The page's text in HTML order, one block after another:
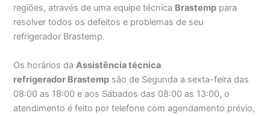
regiões, através de uma equipe técnica Brastemp para
resolver todos os defeitos e problemas de seu
refrigerador Brastemp.
Os horários daAssistência técnica
refrigerador Brastemp são de Segunda a sexta-feira das
08:00 as 18:00 e aos Sábados das 08:00 as 13:00, o
atendimento é feito por telefone com agendamento prévio,